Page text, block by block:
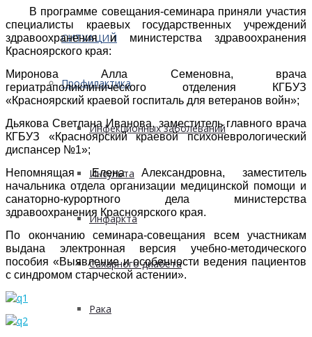
СИТУАЦИЙ
Профилактика
Инфекционных заболеваний
Инсульта
Инфаркта
Сахарного диабета
Рака
В программе совещания-семинара приняли участия
специалисты краевых государственных учреждений
здравоохранения и министерства здравоохранения
Красноярского края:
Миронова Алла Семеновна, врача
гериатраполиклинического отделения КГБУЗ
«Красноярский краевой госпиталь для ветеранов войн»;
Дьякова Светлана Иванова, заместитель главного врача
КГБУЗ «Красноярский краевой психоневрологический
диспансер №1»;
Непомнящая Елена Александровна, заместитель
начальника отдела организации медицинской помощи и
санаторно-курортного дела министерства
здравоохранения Красноярского края.
По окончанию семинара-совещания всем участникам
выдана электронная версия учебно-методического
пособия «Выявление и особенности ведения пациентов
с синдромом старческой астении».